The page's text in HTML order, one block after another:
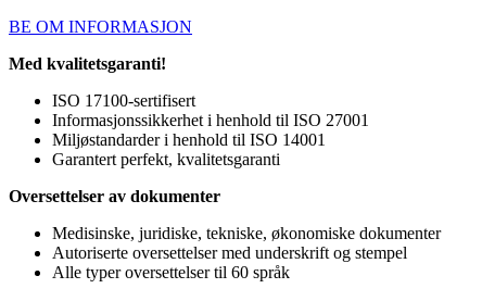
BE OM INFORMASJON
Med kvalitetsgaranti!
ISO 17100-sertifisert
Informasjonssikkerhet i henhold til ISO 27001
Miljøstandarder i henhold til ISO 14001
Garantert perfekt, kvalitetsgaranti
Oversettelser av dokumenter
Medisinske, juridiske, tekniske, økonomiske dokumenter
Autoriserte oversettelser med underskrift og stempel
Alle typer oversettelser til 60 språk